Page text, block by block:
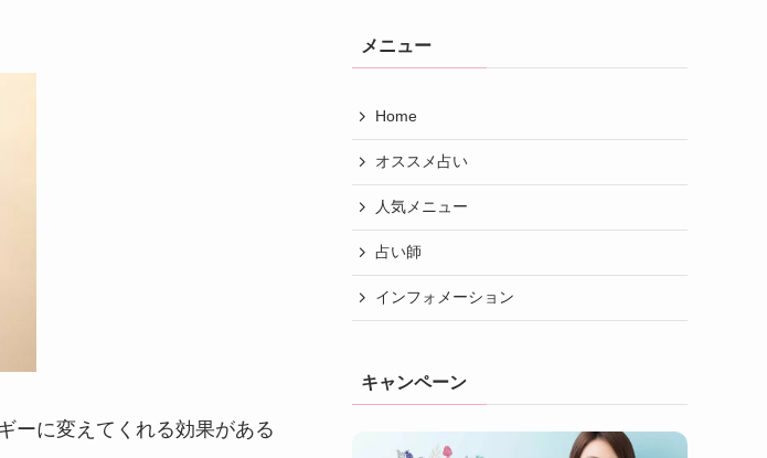
ーに変えてくれる効果がある
メニュー
Home
オススメ占い
人気メニュー
占い師
インフォメーション
キャンペーン